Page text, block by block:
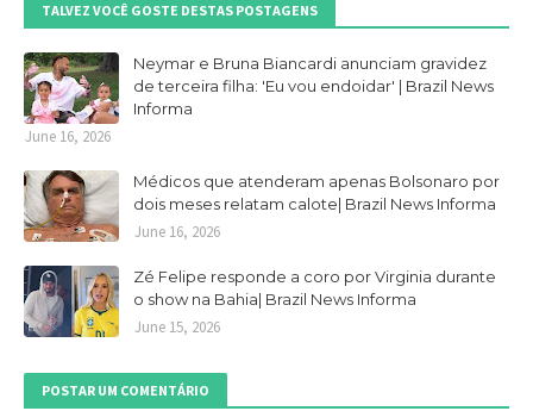
TALVEZ VOCÊ GOSTE DESTAS POSTAGENS
Neymar e Bruna Biancardi anunciam gravidez
de terceira filha: 'Eu vou endoidar' | Brazil News
Informa
June 16, 2026
Médicos que atenderam apenas Bolsonaro por
dois meses relatam calote| Brazil News Informa
June 16, 2026
Zé Felipe responde a coro por Virginia durante
o show na Bahia| Brazil News Informa
June 15, 2026
POSTAR UM COMENTÁRIO